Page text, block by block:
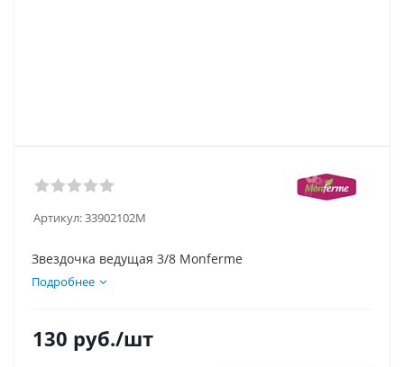
Артикул:33902102M
Звездочка ведущая 3/8 Monferme
Подробнее
130 руб./шт